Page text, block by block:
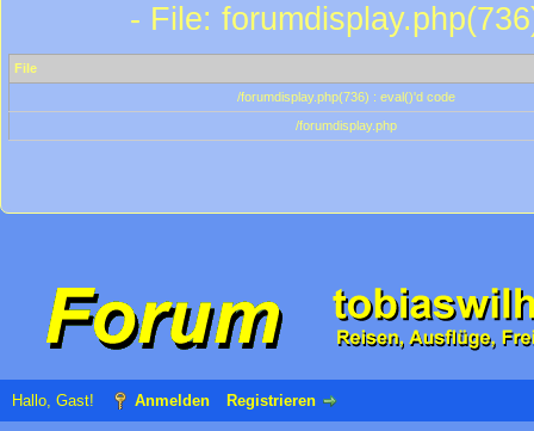
- File:
File
/forumdisplay.php(736) : eval()'d code
/forumdisplay.php
Hallo, Gast! Anmelden Registrieren